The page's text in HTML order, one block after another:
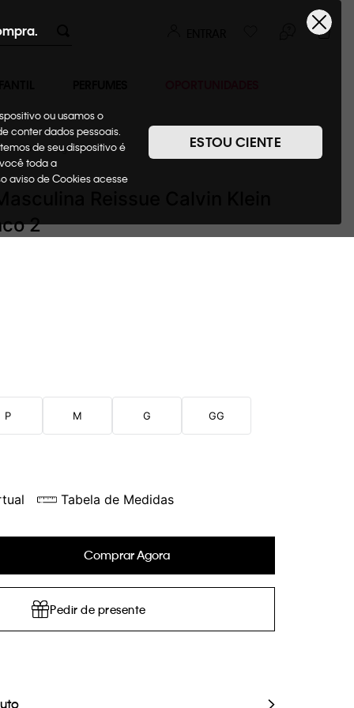
ou usamos o
conter dados pessoais.
de seu dispositivo é
toda a
aviso de Cookies acesse
ESTOU CIENTE
+ Regatas
2
P M G GG
Tabela de Medidas
Comprar Agora
Pedir de presente